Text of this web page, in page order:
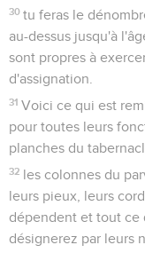
30 tu feras le
au-dessus jusqu'à
sont propres à
d'assignation.
31 Voici ce qui est
pour toutes leurs
planches du
32 les colonnes du
leurs pieux, leurs
dépendent et tout ce
désignerez par leurs